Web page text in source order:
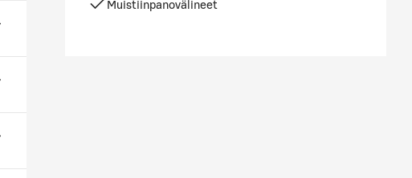
Muistiinpanovälineet